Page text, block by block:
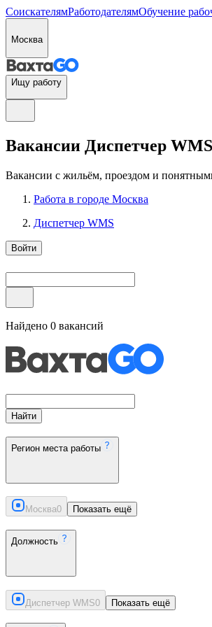
СоискателямРаботодателямОбучение
Москва
Ищу работу
Вакансии Диспетчер
Вакансии с жильём, проездом и
Работа в городе Москва
Диспетчер WMS
Войти
Найдено 0 вакансий
Найти
Регион места работы
Москва0 Показать ещё
Должность
Диспетчер WMS0 Показать ещё